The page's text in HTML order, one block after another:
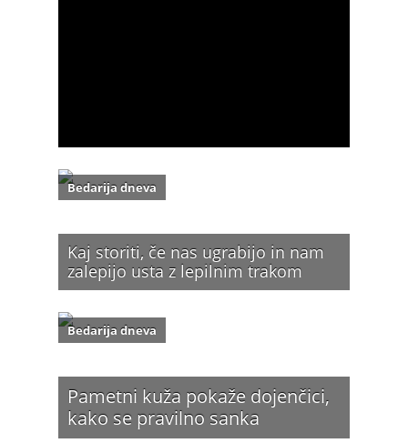
Kaj storiti, če nas ugrabijo in nam
zalepijo usta z lepilnim trakom
Bedarija dneva
Pametni kuža pokaže dojenčici,
kako se pravilno sanka
Bedarija dneva